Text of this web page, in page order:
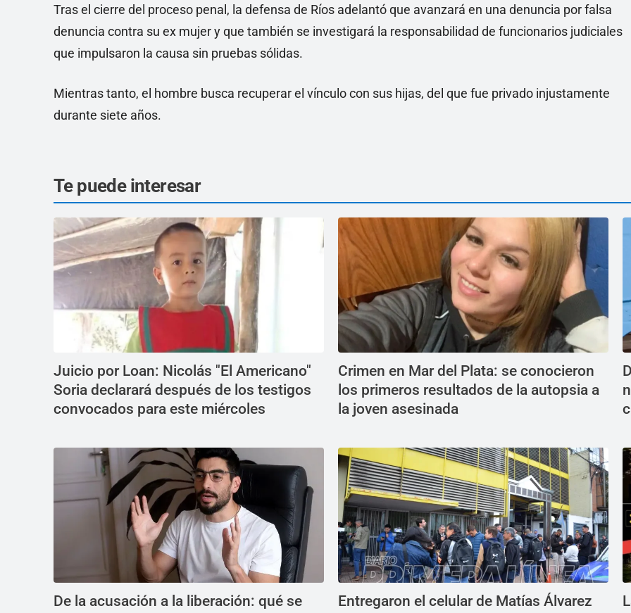
Tras el cierre del proceso penal, la defensa de Ríos adelantó que avanzará en una denuncia por falsa
denuncia contra su ex mujer y que también se investigará la responsabilidad de funcionarios judiciales
que impulsaron la causa sin pruebas sólidas.
Mientras tanto, el hombre busca recuperar el vínculo con sus hijas, del que fue privado injustamente
durante siete años.
Te puede interesar
Juicio por Loan: Nicolás "El Americano"
Soria declarará después de los testigos
convocados para este miércoles
Crimen en Mar del Plata: se conocieron
los primeros resultados de la autopsia a
la joven asesinada
De la acusación a la liberación: qué se
Entregaron el celular de Matías Álvarez